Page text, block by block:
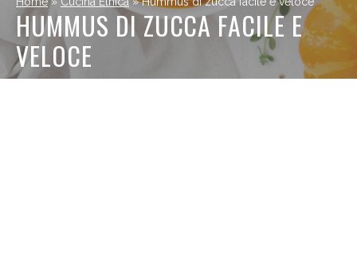
HUMMUS DI ZUCCA FACILE E
VELOCE